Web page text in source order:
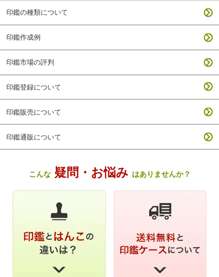
印鑑の種類について
印鑑作成例
印鑑市場の評判
印鑑登録について
印鑑販売について
印鑑通販について
こんな疑問・お悩み はありませんか？